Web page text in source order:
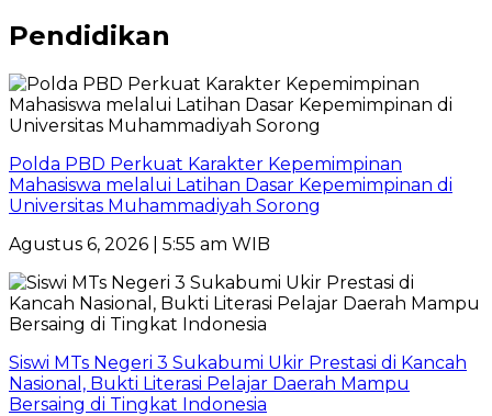
Pendidikan
Polda PBD Perkuat Karakter Kepemimpinan
Mahasiswa melalui Latihan Dasar Kepemimpinan di
Universitas Muhammadiyah Sorong
Agustus 6, 2026 | 5:55 am WIB
Siswi MTs Negeri 3 Sukabumi Ukir Prestasi di Kancah
Nasional, Bukti Literasi Pelajar Daerah Mampu
Bersaing di Tingkat Indonesia